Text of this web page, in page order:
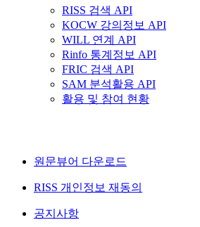
RISS 검색 API
KOCW 강의정보 API
WILL 연계 API
Rinfo 통계정보 API
FRIC 검색 API
SAM 분석활용 API
활용 및 참여 현황
원문뷰어 다운로드
RISS 개인정보 재동의
공지사항